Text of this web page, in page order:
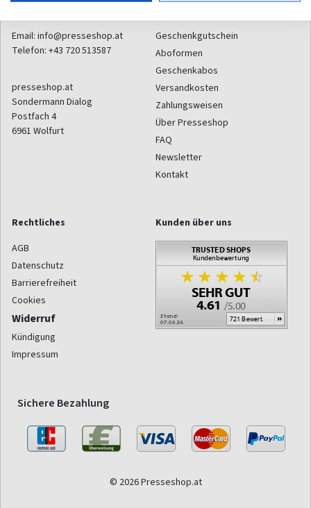
Email: info@presseshop.at
Telefon: +43 720 513587
presseshop.at
Sondermann Dialog
Postfach 4
6961 Wolfurt
Geschenkgutschein
Aboformen
Geschenkabos
Versandkosten
Zahlungsweisen
Über Presseshop
FAQ
Newsletter
Kontakt
Rechtliches
AGB
Datenschutz
Barrierefreiheit
Cookies
Widerruf
Kündigung
Impressum
Kunden über uns
Sichere Bezahlung
© 2026 Presseshop.at